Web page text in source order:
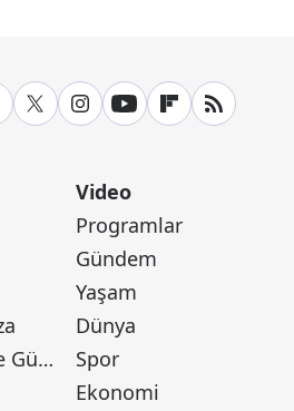
Canan Barlas ile Gündem
Video
Programlar
Gündem
Yaşam
Dünya
Spor
Ekonomi